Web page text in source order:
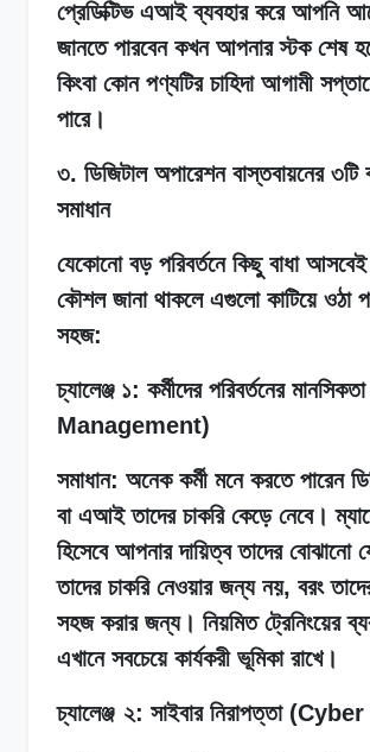
প্রেডিক্টিভ এআই ব্যবহার করে আপনি
জানতে পারবেন কখন আপনার স্টক শেষ
কিংবা কোন পণ্যটির চাহিদা আগামী
পারে।
৩. ডিজিটাল অপারেশন বাস্তবায়নের ৩টি
সমাধান
যেকোনো বড় পরিবর্তনে কিছু বাধা
কৌশল জানা থাকলে এগুলো কাটিয়ে ওঠা
সহজ:
চ্যালেঞ্জ ১: কর্মীদের পরিবর্তনের
Management)
সমাধান: অনেক কর্মী মনে করতে পারেন
বা এআই তাদের চাকরি কেড়ে নেবে।
হিসেবে আপনার দায়িত্ব তাদের
তাদের চাকরি নেওয়ার জন্য নয়, বরং
সহজ করার জন্য। নিয়মিত ট্রেনিংয়ের
এখানে সবচেয়ে কার্যকরী ভূমিকা রাখে।
চ্যালেঞ্জ ২: সাইবার নিরাপত্তা